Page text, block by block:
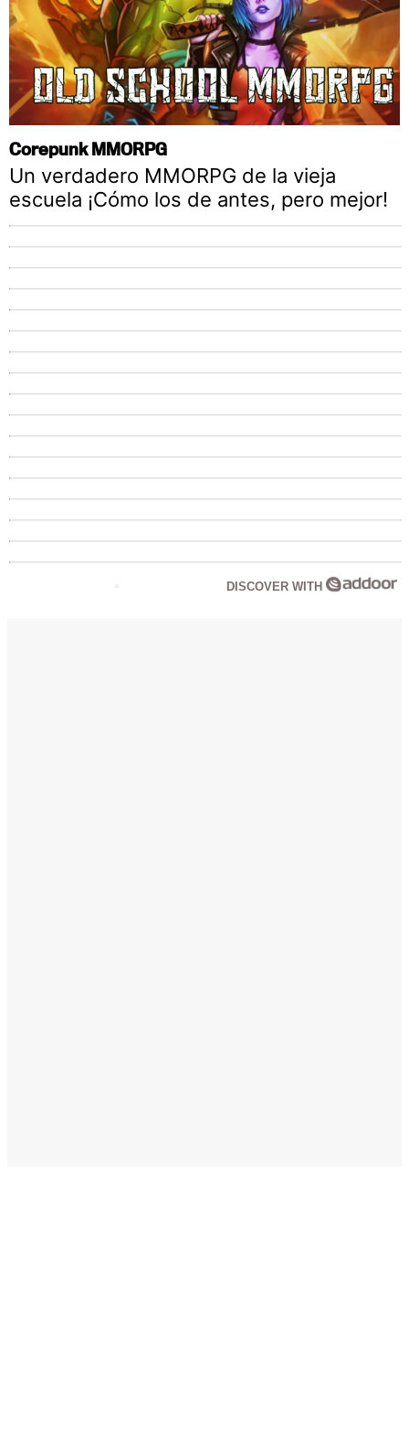
Corepunk MMORPG
Un verdadero MMORPG de la vieja
escuela ¡Cómo los de antes, pero mejor!
DISCOVER WITH